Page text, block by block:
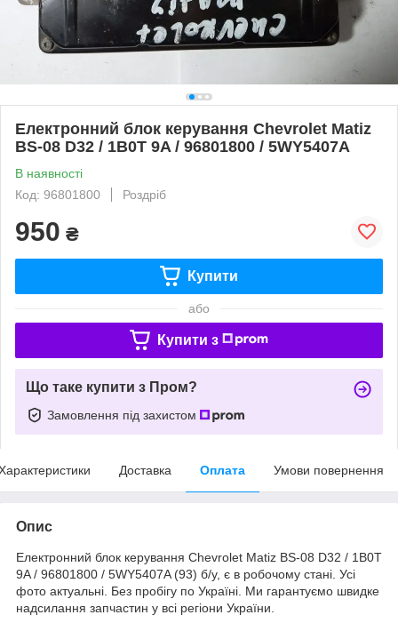
Електронний блок керування Chevrolet Matiz
BS-08 D32 / 1B0T 9A / 96801800 / 5WY5407A
В наявності
Код: 96801800
Роздріб
950 ₴
Купити
або
Купити з
Що таке купити з Пром?
Замовлення під захистом
Доставка Оплата Умови повернення
Опис
Електронний блок керування Chevrolet Matiz BS-08 D32 / 1B0T
9A / 96801800 / 5WY5407A (93) б/у, є в робочому стані. Усі
фото актуальні. Без пробігу по Україні. Ми гарантуємо швидке
надсилання запчастин у всі регіони України.